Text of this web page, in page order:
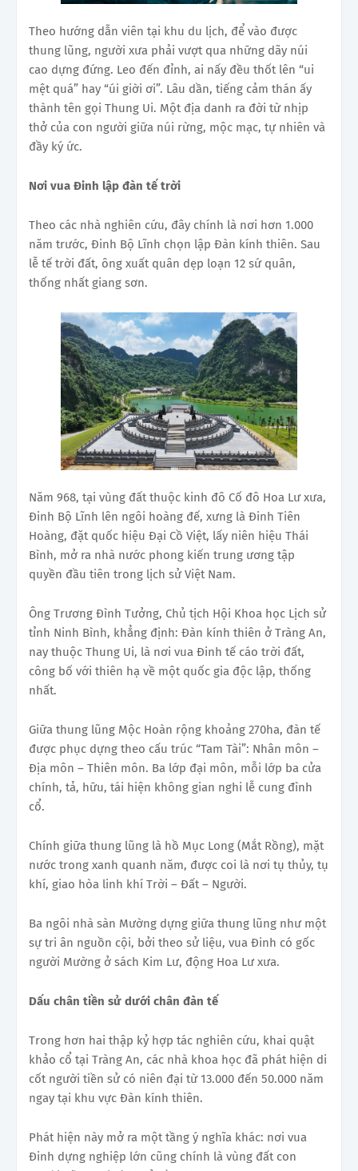
Theo hướng dẫn viên tại khu du lịch, để vào được
thung lũng, người xưa phải vượt qua những dãy núi
cao dựng đứng. Leo đến đỉnh, ai nấy đều thốt lên “ui
mệt quá” hay “úi giời ơi”. Lâu dần, tiếng cảm thán ấy
thành tên gọi Thung Ui. Một địa danh ra đời từ nhịp
thở của con người giữa núi rừng, mộc mạc, tự nhiên và
đầy ký ức.
Nơi vua Đinh lập đàn tế trời
Theo các nhà nghiên cứu, đây chính là nơi hơn 1.000
năm trước, Đinh Bộ Lĩnh chọn lập Đàn kính thiên. Sau
lễ tế trời đất, ông xuất quân dẹp loạn 12 sứ quân,
thống nhất giang sơn.
Năm 968, tại vùng đất thuộc kinh đô Cố đô Hoa Lư xưa,
Đinh Bộ Lĩnh lên ngôi hoàng đế, xưng là Đinh Tiên
Hoàng, đặt quốc hiệu Đại Cồ Việt, lấy niên hiệu Thái
Bình, mở ra nhà nước phong kiến trung ương tập
quyền đầu tiên trong lịch sử Việt Nam.
Ông Trương Đình Tưởng, Chủ tịch Hội Khoa học Lịch sử
tỉnh Ninh Bình, khẳng định: Đàn kính thiên ở Tràng An,
nay thuộc Thung Ui, là nơi vua Đinh tế cáo trời đất,
công bố với thiên hạ về một quốc gia độc lập, thống
nhất.
Giữa thung lũng Mộc Hoàn rộng khoảng 270ha, đàn tế
được phục dựng theo cấu trúc “Tam Tài”: Nhân môn –
Địa môn – Thiên môn. Ba lớp đại môn, mỗi lớp ba cửa
chính, tả, hữu, tái hiện không gian nghi lễ cung đình
cổ.
Chính giữa thung lũng là hồ Mục Long (Mắt Rồng), mặt
nước trong xanh quanh năm, được coi là nơi tụ thủy, tụ
khí, giao hòa linh khí Trời – Đất – Người.
Ba ngôi nhà sàn Mường dựng giữa thung lũng như một
sự tri ân nguồn cội, bởi theo sử liệu, vua Đinh có gốc
người Mường ở sách Kim Lư, động Hoa Lư xưa.
Dấu chân tiền sử dưới chân đàn tế
Trong hơn hai thập kỷ hợp tác nghiên cứu, khai quật
khảo cổ tại Tràng An, các nhà khoa học đã phát hiện di
cốt người tiền sử có niên đại từ 13.000 đến 50.000 năm
ngay tại khu vực Đàn kính thiên.
Phát hiện này mở ra một tầng ý nghĩa khác: nơi vua
Đinh dựng nghiệp lớn cũng chính là vùng đất con